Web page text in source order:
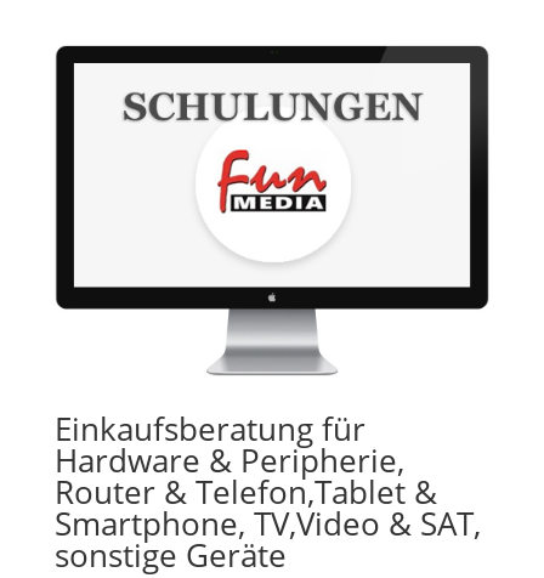
Einkaufsberatung für
Hardware & Peripherie,
Router & Telefon,Tablet &
Smartphone, TV,Video & SAT,
sonstige Geräte